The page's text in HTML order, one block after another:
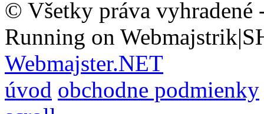
© Všetky práva vyhradené
Running on
Webmajster.NET
úvod obchodne podmienky